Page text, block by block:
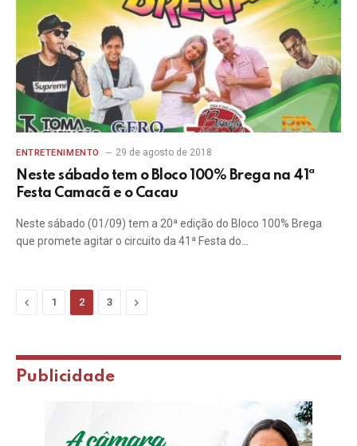
ENTRETENIMENTO 29 de agosto de 2018
Neste sábado tem o Bloco 100% Brega na 41ª
Festa Camacã e o Cacau
Neste sábado (01/09) tem a 20ª edição do Bloco 100% Brega
que promete agitar o circuito da 41ª Festa do…
Previous
1 2 3 Next
Publicidade